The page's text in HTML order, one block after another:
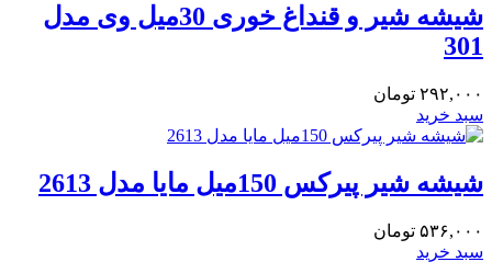
شیشه شیر و قنداغ خوری 30میل وی مدل
301
۲۹۲,۰۰۰ تومان
سبد خرید
شیشه شیر پیرکس 150میل مایا مدل 2613
۵۳۶,۰۰۰ تومان
سبد خرید